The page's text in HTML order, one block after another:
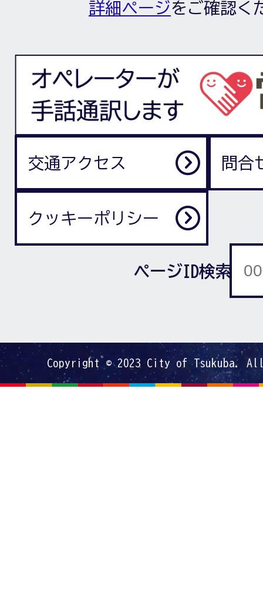
詳細ページをご確認く
交通アクセス 問合
クッキーポリシー
ページID検索
Copyright © 2023 City of Tsukuba.